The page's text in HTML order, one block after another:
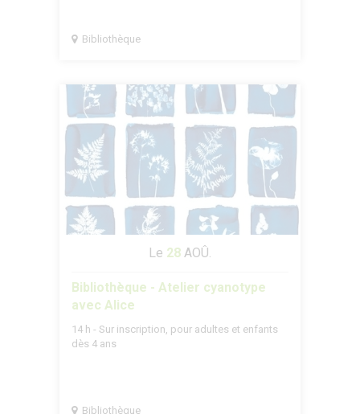
Bibliothèque
Le 28 AOÛ.
Bibliothèque - Atelier cyanotype
avec Alice
14 h - Sur inscription, pour adultes et enfants
dès 4 ans
Bibliothèque